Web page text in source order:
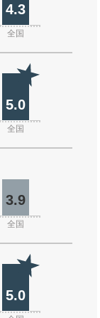
4.3
全国
5.0
全国
3.9
全国
5.0